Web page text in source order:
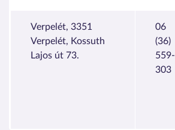
Verpelét, 3351
Verpelét, Kossuth
Lajos út 73.
06
(36)
559-
303